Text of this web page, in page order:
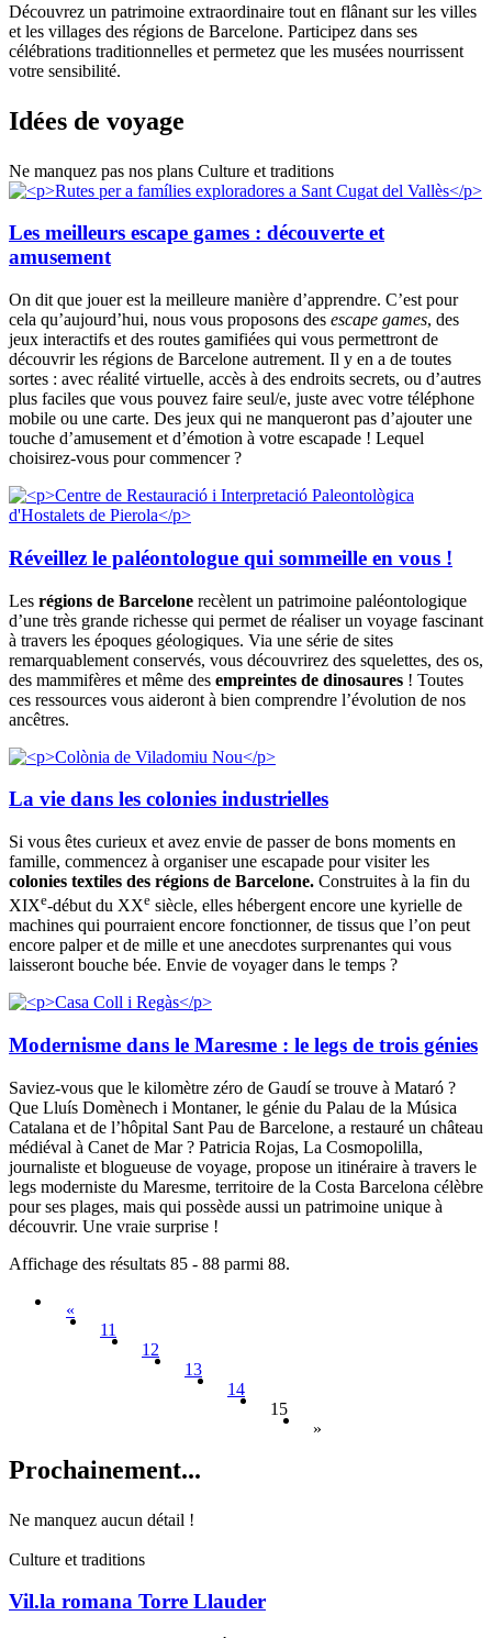
Découvrez un patrimoine extraordinaire tout en flânant sur les villes
et les villages des régions de Barcelone. Participez dans ses
célébrations traditionnelles et permetez que les musées nourrissent
votre sensibilité.
Idées de voyage
Ne manquez pas nos plans Culture et traditions
Les meilleurs escape games : découverte et
amusement
On dit que jouer est la meilleure manière d’apprendre. C’est pour
cela qu’aujourd’hui, nous vous proposons des escape games, des
jeux interactifs et des routes gamifiées qui vous permettront de
découvrir les régions de Barcelone autrement. Il y en a de toutes
sortes : avec réalité virtuelle, accès à des endroits secrets, ou d’autres
plus faciles que vous pouvez faire seul/e, juste avec votre téléphone
mobile ou une carte. Des jeux qui ne manqueront pas d’ajouter une
touche d’amusement et d’émotion à votre escapade ! Lequel
choisirez-vous pour commencer ?
Réveillez le paléontologue qui sommeille en vous !
Les régions de Barcelone recèlent un patrimoine paléontologique
d’une très grande richesse qui permet de réaliser un voyage fascinant
à travers les époques géologiques. Via une série de sites
remarquablement conservés, vous découvrirez des squelettes, des os,
des mammifères et même des empreintes de dinosaures ! Toutes
ces ressources vous aideront à bien comprendre l’évolution de nos
ancêtres.
La vie dans les colonies industrielles
Si vous êtes curieux et avez envie de passer de bons moments en
famille, commencez à organiser une escapade pour visiter les
colonies textiles des régions de Barcelone. Construites à la fin du
XIXe-début du XXe siècle, elles hébergent encore une kyrielle de
machines qui pourraient encore fonctionner, de tissus que l’on peut
encore palper et de mille et une anecdotes surprenantes qui vous
laisseront bouche bée. Envie de voyager dans le temps ?
Modernisme dans le Maresme : le legs de trois génies
Saviez-vous que le kilomètre zéro de Gaudí se trouve à Mataró ?
Que Lluís Domènech i Montaner, le génie du Palau de la Música
Catalana et de l’hôpital Sant Pau de Barcelone, a restauré un château
médiéval à Canet de Mar ? Patricia Rojas, La Cosmopolilla,
journaliste et blogueuse de voyage, propose un itinéraire à travers le
legs moderniste du Maresme, territoire de la Costa Barcelona célèbre
pour ses plages, mais qui possède aussi un patrimoine unique à
découvrir. Une vraie surprise !
Affichage des résultats 85 - 88 parmi 88.
«
11
12
13
14
15
»
Prochainement...
Ne manquez aucun détail !
Culture et traditions
Vil.la romana Torre Llauder